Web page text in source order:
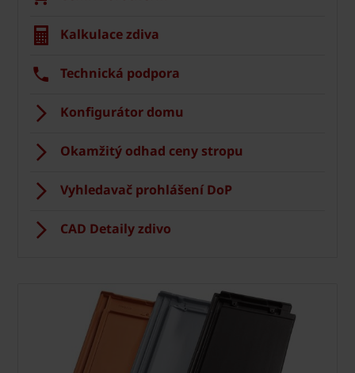
Kalkulace zdiva
Technická podpora
Konfigurátor domu
Okamžitý odhad ceny stropu
Vyhledavač prohlášení DoP
CAD Detaily zdivo